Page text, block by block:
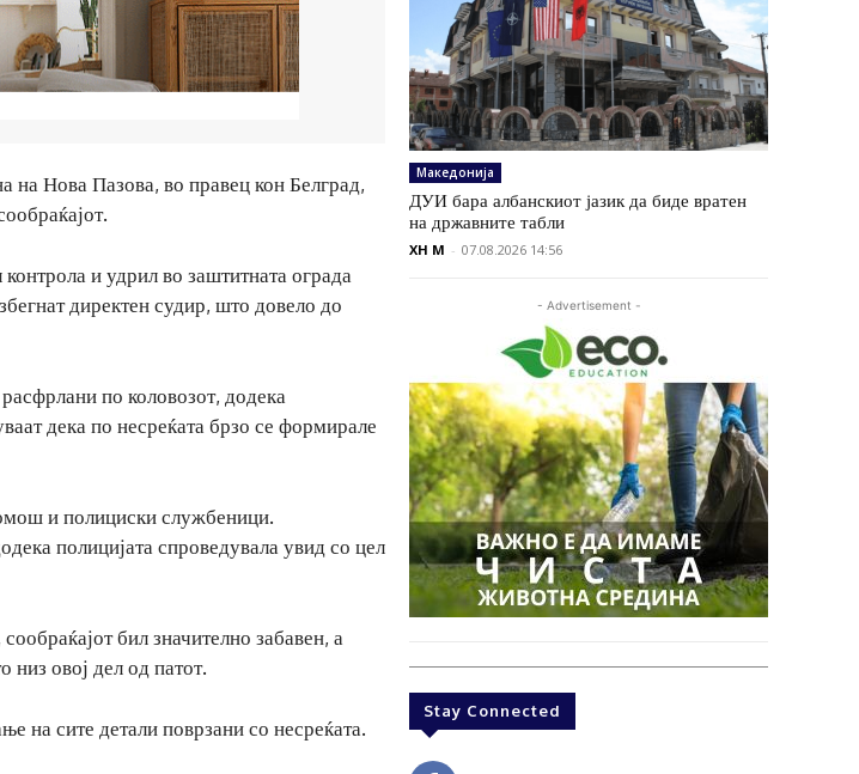
на Нова Пазова, во правец кон Белград,
и удрил во заштитната ограда
директен судир, што довело до
по коловозот, додека
дека по несреќата брзо се формирале
и полициски службеници.
полицијата спроведувала увид со цел
бил значително забавен, а
низ овој дел од патот.
на сите детали поврзани со несреќата.
Македонија
ДУИ бара албанскиот јазик да биде вратен
на државните табли
XH M - 07.08.2026 14:56
- Advertisement -
Stay Connected